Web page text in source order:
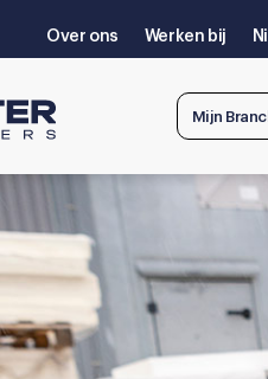
Over ons Werken bij
Mijn